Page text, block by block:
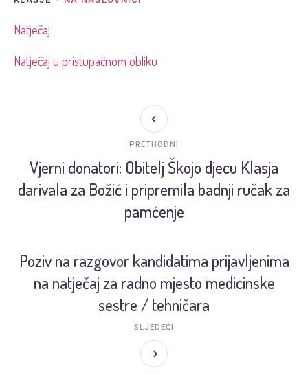
Natječaj
Natječaj u pristupačnom obliku
Vjerni donatori: Obitelj Škojo djecu Klasja
darivala za Božić i pripremila badnji ručak za
pamćenje
PRETHODNI
Poziv na razgovor kandidatima prijavljenima
na natječaj za radno mjesto medicinske
sestre / tehničara
SLJEDEĆI